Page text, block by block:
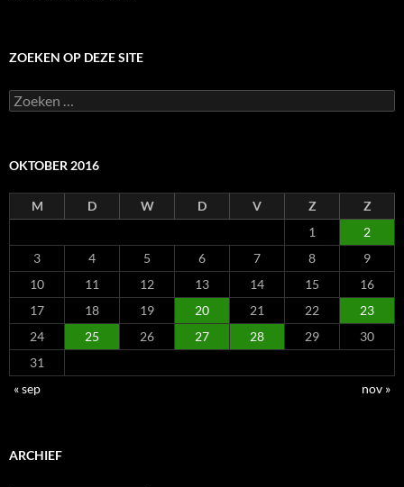
ZOEKEN OP DEZE SITE
Zoeken
naar:
OKTOBER 2016
M D W D V Z
Z
1
2
3
4 5 6 7 8
9
10
11 12 13 14 15
16
17
18 19 20 21 22
23
24
25 26 27 28 29
30
31
« sep
nov »
ARCHIEF